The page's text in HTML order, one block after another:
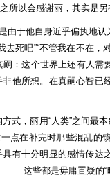
所以会感谢丽，其实是
于他自身近乎偏执地认
死吧”“不管我在不在，
：这个世界上还有人
他所想。在真嗣心智已
式，丽用“人类”之间最
点在补完时那些混乱
有十分明显的感情传达
——这些都是毋庸置疑的“